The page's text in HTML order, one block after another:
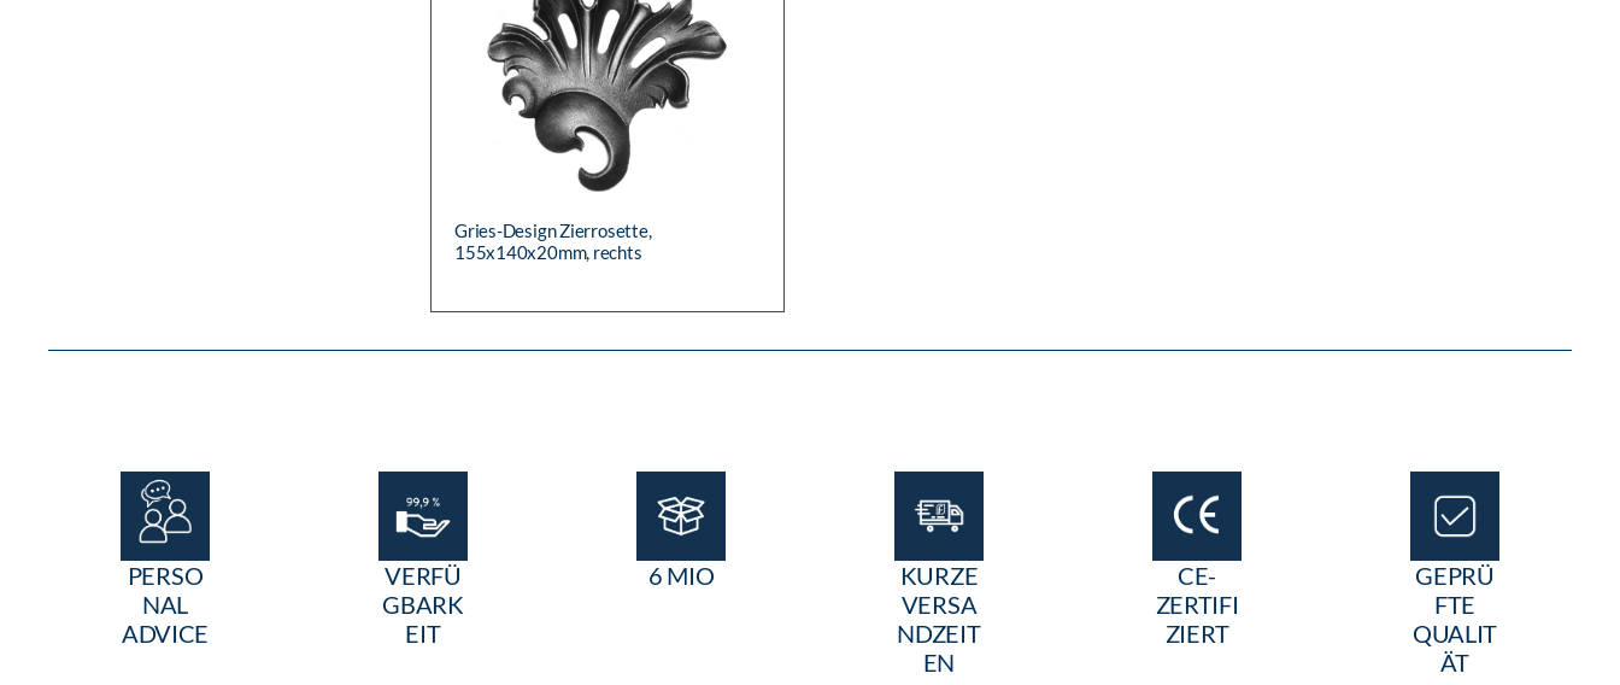
Gries-Design Zierrosette,
155x140x20mm, rechts
PERSO
NAL
ADVICE
VERFÜ
GBARK
EIT
6 MIO
KURZE
VERSA
NDZEIT
EN
CE-
ZERTIFI
ZIERT
GEPRÜ
FTE
QUALIT
ÄT